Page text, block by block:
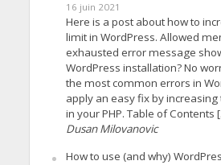
16 juin 2021
Here is a post about how to
limit in WordPress. Allowed
exhausted error message
WordPress installation? No
the most common errors in
apply an easy fix by
in your PHP. Table of Contents
Dusan Milovanovic
How to use (and why)